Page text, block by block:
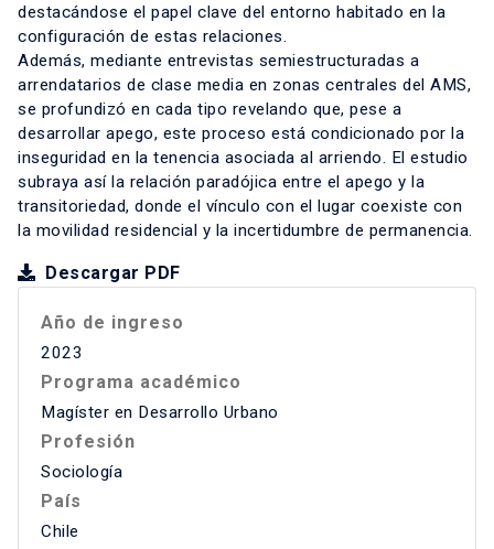
destacándose el papel clave del entorno habitado en la
configuración de estas relaciones.
Además, mediante entrevistas semiestructuradas a
arrendatarios de clase media en zonas centrales del AMS,
se profundizó en cada tipo revelando que, pese a
desarrollar apego, este proceso está condicionado por la
inseguridad en la tenencia asociada al arriendo. El estudio
subraya así la relación paradójica entre el apego y la
transitoriedad, donde el vínculo con el lugar coexiste con
la movilidad residencial y la incertidumbre de permanencia.
Descargar PDF
Año de ingreso
2023
Programa académico
Magíster en Desarrollo Urbano
Profesión
Sociología
País
Chile